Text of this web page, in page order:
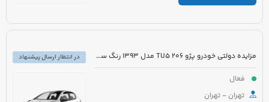
مزایده دولتی خودرو پژو 206 TU5 مدل 1393 رنگ سفید
فعال
تهران - تهران
در انتظار ارسال پیشنهاد